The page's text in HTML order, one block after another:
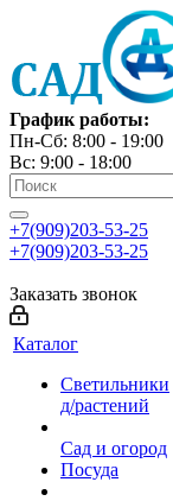
График работы:
Пн-Сб: 8:00 - 19:00
Вс: 9:00 - 18:00
+7(909)203-53-25
+7(909)203-53-25
Заказать звонок
Каталог
Светильники
д/растений
Сад и огород
Посуда